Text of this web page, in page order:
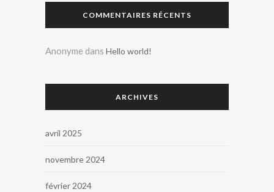
COMMENTAIRES RÉCENTS
Anonyme dans Hello world!
ARCHIVES
avril 2025
novembre 2024
février 2024